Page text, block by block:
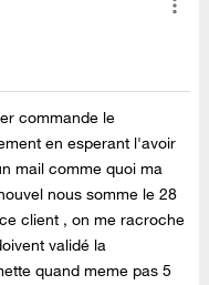
commande le
en esperant l'avoir
mail comme quoi ma
nous somme le 28
client , on me racroche
validé la
quand meme pas 5